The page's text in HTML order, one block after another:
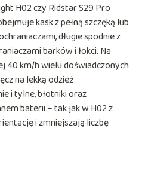
H02 czy Ridstar S29 Pro
kask z pełną szczęką lub
długie spodnie z
barków i łokci. Na
40 km/h wielu doświadczonych
na lekką odzież
i tylne, błotniki oraz
baterii – tak jak w H02 z
i zmniejszają liczbę